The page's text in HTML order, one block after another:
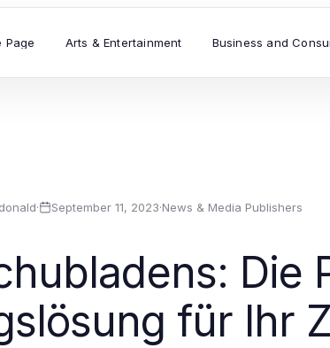
Page Arts & Entertainment Business and
· September 11, 2023·News & Media Publishers
Die
für Ihr